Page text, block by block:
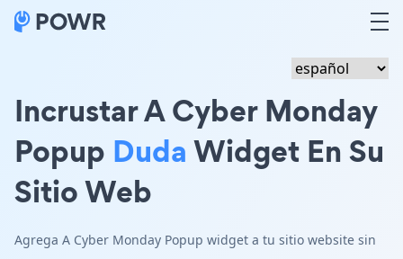
Incrustar A Cyber Monday
Popup DudaWidget En Su
Sitio Web
Agrega A Cyber Monday Popup widget a tu sitio website sin